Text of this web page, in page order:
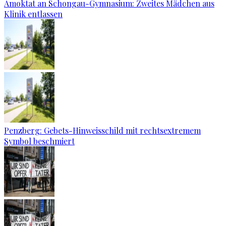
Amoktat an Schongau-Gymnasium: Zweites Mädchen aus
Klinik entlassen
Penzberg: Gebets-Hinweisschild mit rechtsextremem
Symbol beschmiert